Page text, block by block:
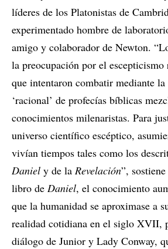
líderes de los Platonistas de
experimentado hombre de
amigo y colaborador de Newton.
la preocupación por el escepticismo
que intentaron combatir mediante la
‘racional’ de profecías bíblicas
conocimientos milenaristas. Para
universo científico escéptico,
vivían tiempos tales como los
Daniel y de la Revelación”,
libro de Daniel, el conocimiento
que la humanidad se aproximase a
realidad cotidiana en el siglo XVII,
diálogo de Junior y Lady Conway,